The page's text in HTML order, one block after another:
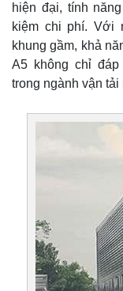
hiện đại, tính
kiệm chi phí. Với
khung gầm, khả
A5 không chỉ
trong ngành vận